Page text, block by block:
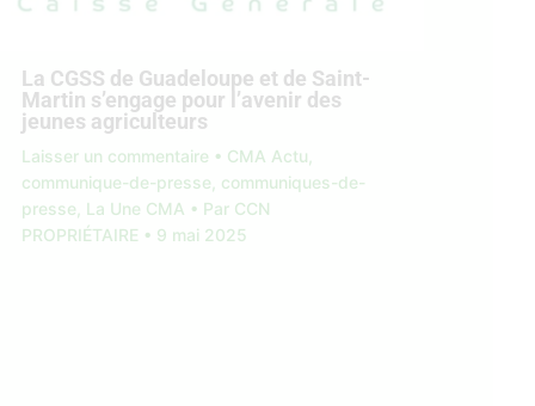
La CGSS de Guadeloupe et de Saint-
Martin s’engage pour l’avenir des
jeunes agriculteurs
Laisser un commentaire • CMA Actu
communique-de-presse communiques-de-
presse La Une CMA • Par CCN
PROPRIÉTAIRE • 9 mai 2025